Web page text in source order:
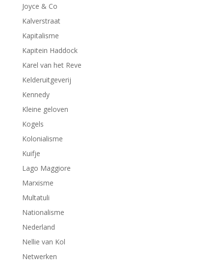
Joyce & Co
Kalverstraat
Kapitalisme
Kapitein Haddock
Karel van het Reve
Kelderuitgeverij
Kennedy
Kleine geloven
Kogels
Kolonialisme
Kuifje
Lago Maggiore
Marxisme
Multatuli
Nationalisme
Nederland
Nellie van Kol
Netwerken